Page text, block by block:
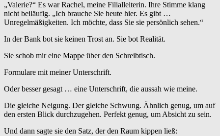
„Valerie?“ Es war Rachel, meine Filialleiterin. Ihre Stimme klang
nicht beiläufig. „Ich brauche Sie heute hier. Es gibt …
Unregelmäßigkeiten. Ich möchte, dass Sie sie persönlich sehen.“
In der Bank bot sie keinen Trost an. Sie bot Realität.
Sie schob mir eine Mappe über den Schreibtisch.
Formulare mit meiner Unterschrift.
Oder besser gesagt … eine Unterschrift, die aussah wie meine.
Die gleiche Neigung. Der gleiche Schwung. Ähnlich genug, um auf
den ersten Blick durchzugehen. Perfekt genug, um Absicht zu sein.
Und dann sagte sie den Satz, der den Raum kippen ließ: